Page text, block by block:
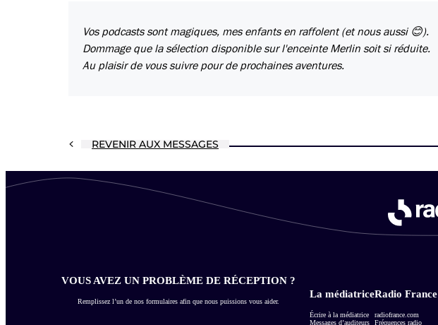
Vos podcasts sont magiques, mes enfants en raffolent (et nous aussi 😊).
Dommage que la sélection disponible sur l'enceinte Merlin soit si réduite.
Au plaisir de vous suivre pour de prochaines aventures.
REVENIR AUX MESSAGES
VOUS AVEZ UN PROBLÈME DE RÉCEPTION ?
Remplissez l’un de nos formulaires afin que nous puissions vous aider.
La médiatrice
Écrire à la médiatrice
Messages d’auditeurs
Radio France
radiofrance.com
Fréquences radio